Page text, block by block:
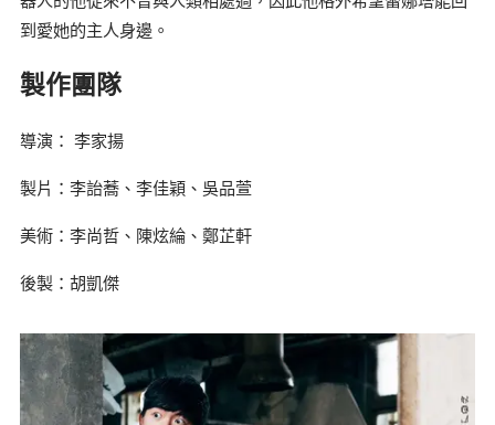
到愛她的主人身邊。
製作團隊
導演： 李家揚
製片：李詒蕎、李佳穎、吳品萱
美術：李尚哲、陳炫綸、鄭芷軒
後製：胡凱傑